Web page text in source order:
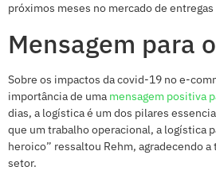
próximos meses no mercado de
Mensagem para
Sobre os impactos da covid-19 no e-
importância de uma mensagem positiva
dias, a logística é um dos pilares
que um trabalho operacional, a logística
heroico” ressaltou Rehm, agradecendo
setor.